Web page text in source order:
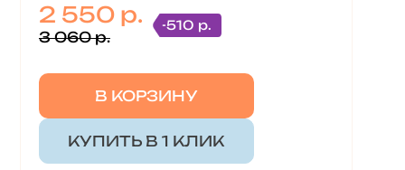
2 550 р.
3 060 р.
-510 р.
В КОРЗИНУ
КУПИТЬ В 1 КЛИК